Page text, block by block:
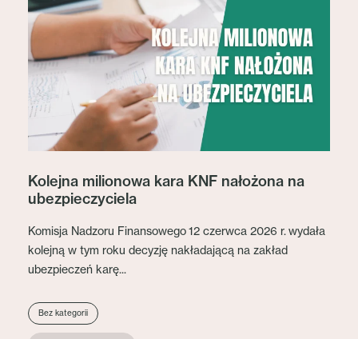
Kolejna milionowa kara KNF nałożona na
ubezpieczyciela
Komisja Nadzoru Finansowego 12 czerwca 2026 r. wydała
kolejną w tym roku decyzję nakładającą na zakład
ubezpieczeń karę...
Bez kategorii